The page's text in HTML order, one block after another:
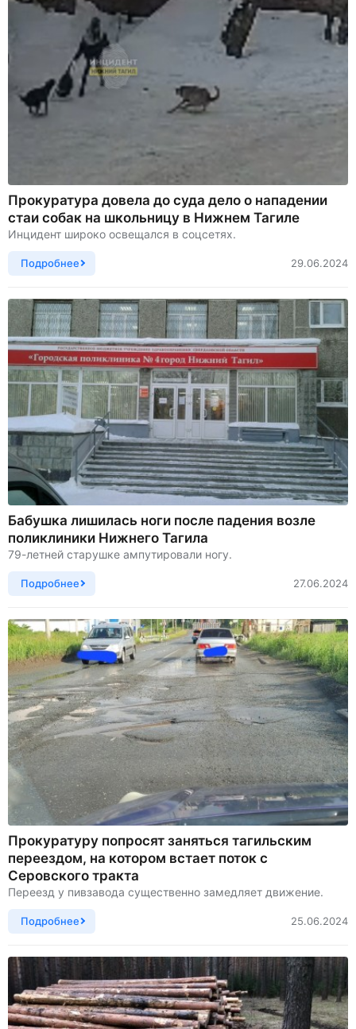
Прокуратура довела до суда дело о нападении
стаи собак на школьницу в Нижнем Тагиле
Инцидент широко освещался в соцсетях.
Подробнее 29.06.2024
Бабушка лишилась ноги после падения возле
поликлиники Нижнего Тагила
79-летней старушке ампутировали ногу.
Подробнее 27.06.2024
Прокуратуру попросят заняться тагильским
переездом, на котором встает поток с
Серовского тракта
Переезд у пивзавода существенно замедляет движение.
Подробнее 25.06.2024